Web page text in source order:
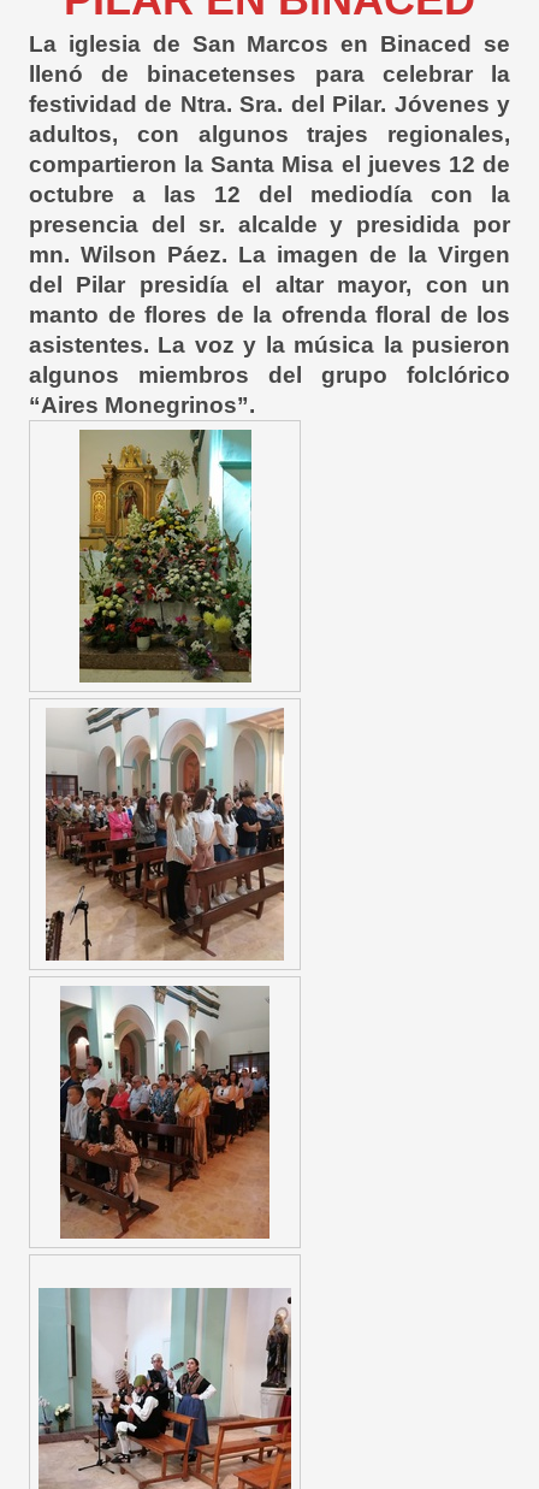
La iglesia de San Marcos en Binaced se
llenó de binacetenses para celebrar la
festividad de Ntra. Sra. del Pilar. Jóvenes y
adultos, con algunos trajes regionales,
compartieron la Santa Misa el jueves 12 de
octubre a las 12 del mediodía con la
presencia del sr. alcalde y presidida por
mn. Wilson Páez. La imagen de la Virgen
del Pilar presidía el altar mayor, con un
manto de flores de la ofrenda floral de los
asistentes. La voz y la música la pusieron
algunos miembros del grupo folclórico
“Aires Monegrinos”.